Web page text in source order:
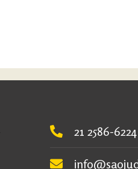
21 2586-6224